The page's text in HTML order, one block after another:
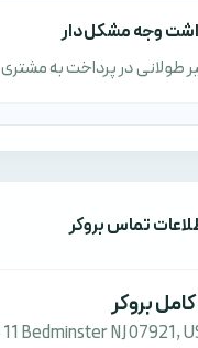
وجه مشکل‌دار
طولانی در پرداخت به مشتری
تماس بروکر
بروکر